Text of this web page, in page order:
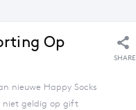
Op
SHARE
nieuwe Happy Socks
niet geldig op gift